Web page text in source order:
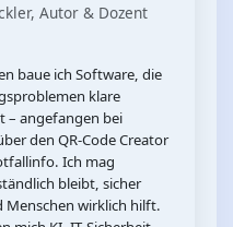
Autor & Dozent
baue ich Software, die
klare
– angefangen bei
den QR‑Code Creator
Ich mag
bleibt, sicher
wirklich hilft.